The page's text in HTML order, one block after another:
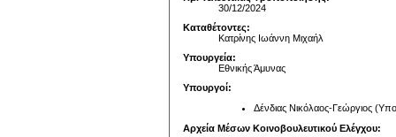
30/12/2024
Καταθέτοντες:
Κατρίνης Ιωάννη Μιχαήλ
Υπουργεία:
Εθνικής Άμυνας
Υπουργοί:
Δένδιας Νικόλαος-Γεώργιος
Αρχεία Μέσων Κοινοβουλευτικού Ελέγχου: